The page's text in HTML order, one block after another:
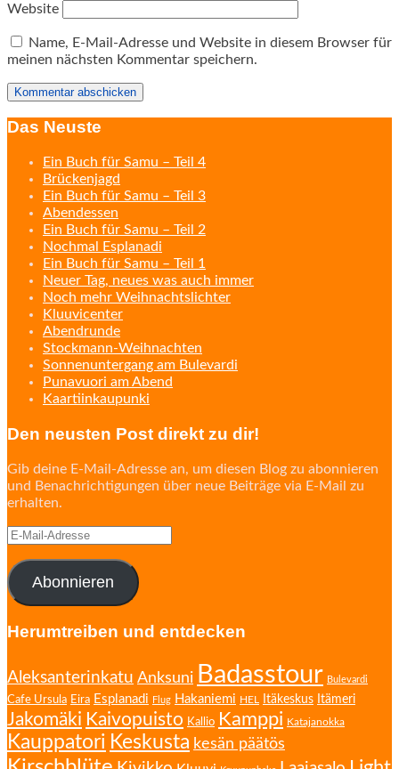
Website
Name, E-Mail-Adresse und Website in diesem Browser für
meinen nächsten Kommentar speichern.
Das Neuste
Ein Buch für Samu – Teil 4
Brückenjagd
Ein Buch für Samu – Teil 3
Abendessen
Ein Buch für Samu – Teil 2
Nochmal Esplanadi
Ein Buch für Samu – Teil 1
Neuer Tag, neues was auch immer
Noch mehr Weihnachtslichter
Kluuvicenter
Abendrunde
Stockmann-Weihnachten
Sonnenuntergang am Bulevardi
Punavuori am Abend
Kaartiinkaupunki
Den neusten Post direkt zu dir!
Gib deine E-Mail-Adresse an, um diesen Blog zu abonnieren
und Benachrichtigungen über neue Beiträge via E-Mail zu
erhalten.
E-
Adresse
Abonnieren
Herumtreiben und entdecken
Aleksanterinkatu Anksuni Badasstour Bulevardi
Cafe Ursula Eira Esplanadi Flug Hakaniemi HEL Itäkeskus Itämeri
Jakomäki Kaivopuisto Kallio Kamppi Katajanokka
Kauppatori Keskusta kesän päätös